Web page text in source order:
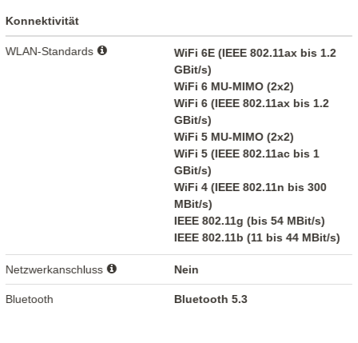
Konnektivität
WLAN-Standards
WiFi 6E (IEEE 802.11ax bis 1.2
GBit/s)
WiFi 6 MU-MIMO (2x2)
WiFi 6 (IEEE 802.11ax bis 1.2
GBit/s)
WiFi 5 MU-MIMO (2x2)
WiFi 5 (IEEE 802.11ac bis 1
GBit/s)
WiFi 4 (IEEE 802.11n bis 300
MBit/s)
IEEE 802.11g (bis 54 MBit/s)
IEEE 802.11b (11 bis 44 MBit/s)
Netzwerkanschluss Nein
Bluetooth Bluetooth 5.3